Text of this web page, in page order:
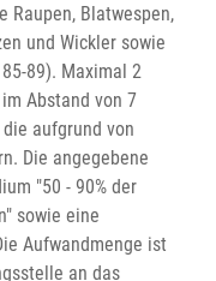
Raupen, Blatwespen,
und Wickler sowie
89). Maximal 2
Abstand von 7
aufgrund von
Die angegebene
"50 - 90% der
sowie eine
Aufwandmenge ist
an das